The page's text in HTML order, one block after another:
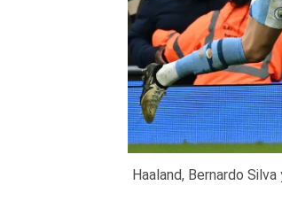
Haaland, Bernardo